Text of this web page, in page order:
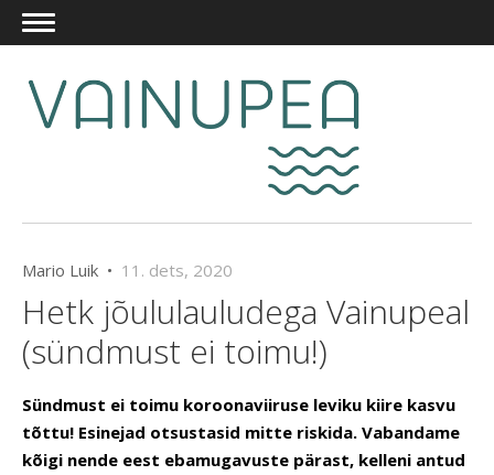
Mario Luik • 11. dets, 2020
Hetk jõululauludega Vainupeal
(sündmust ei toimu!)
Sündmust ei toimu koroonaviiruse leviku kiire kasvu
tõttu! Esinejad otsustasid mitte riskida. Vabandame
kõigi nende eest ebamugavuste pärast, kelleni antud